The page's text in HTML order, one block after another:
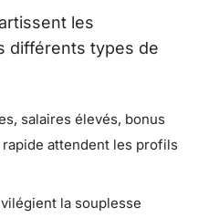
les
différents types de
salaires élevés, bonus
attendent les profils
la souplesse